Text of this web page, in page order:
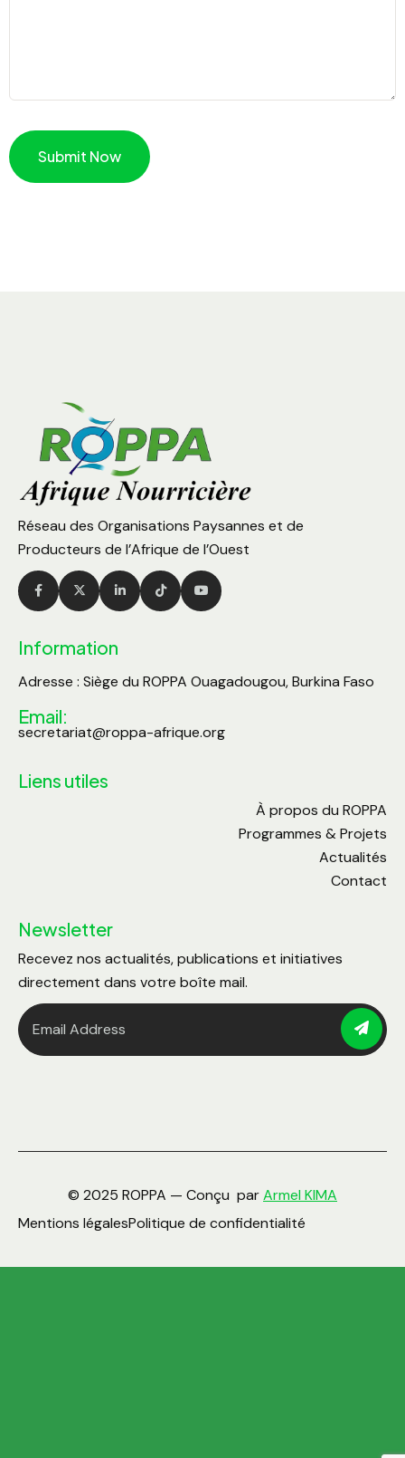
Réseau des Organisations Paysannes et de
Producteurs de l’Afrique de l’Ouest
Information
Adresse : Siège du ROPPA Ouagadougou, Burkina Faso
Email:
secretariat@roppa-afrique.org
Liens utiles
À propos du ROPPA
Programmes & Projets
Actualités
Contact
Newsletter
Recevez nos actualités, publications et initiatives
directement dans votre boîte mail.
© 2025 ROPPA — Conçu parArmel KIMA
Mentions légalesPolitique de confidentialité